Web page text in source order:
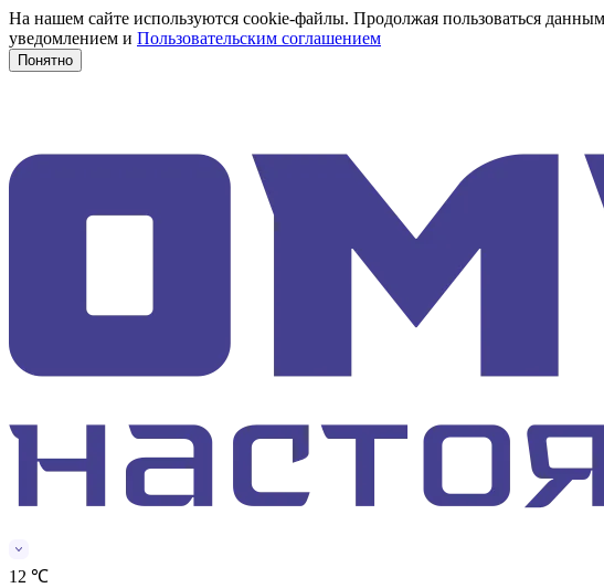
На нашем сайте используются cookie-файлы. Продолжая пользоваться
уведомлением и Пользовательским соглашением
Понятно
12 ℃